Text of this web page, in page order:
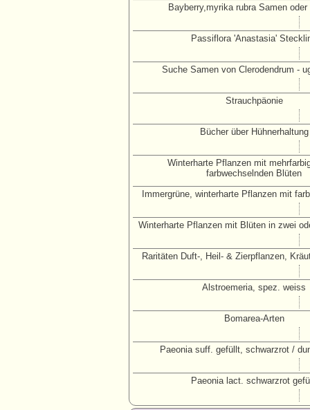
Bayberry,myrika rubra Samen
Passiflora 'Anastasia'
Suche Samen von Clerodendrum -
Strauchpäonie
Bücher über Hühnerhaltung
Winterharte Pflanzen mit
farbwechselnden Blüten
Immergrüne, winterharte Pflanzen mit
Winterharte Pflanzen mit Blüten in zwei
Raritäten Duft-, Heil- & Zierpflanzen,
Alstroemeria, spez. weiss
Bomarea-Arten
Paeonia suff. gefüllt, schwarzrot /
Paeonia lact. schwarzrot